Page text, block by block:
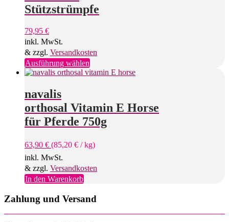
Die
Optionen
Produktseite
gewählt
werden
Stützstrümpfe
79,95 €
inkl. MwSt.
& zzgl. Versandkosten
Ausführung wählenDieses
Produkt
auf.
Die
Optionen
auf
gewählt
navalis
orthosal Vitamin E Horse
für Pferde 750g
63,90 € (85,20 € /kg)
inkl. MwSt.
& zzgl. Versandkosten
In den Warenkorb
Zahlung und Versand